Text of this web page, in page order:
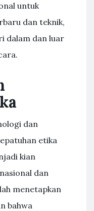
untuk
dan teknik,
dalam dan luar
dan
etika
kian
dan
menetapkan
bahwa